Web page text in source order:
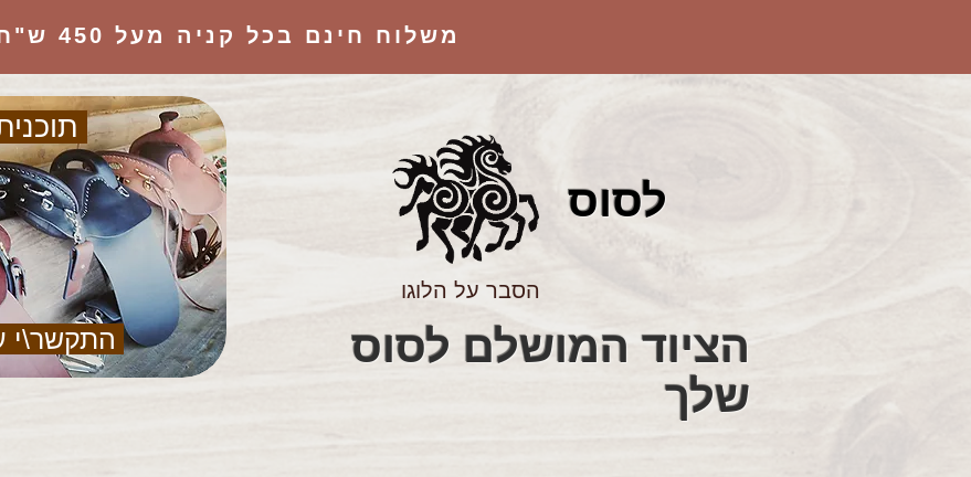
משלוח חינם בכל קניה מעל 450 ש"ח
התקשר\י
לסוס
הסבר על הלוגו
שלך